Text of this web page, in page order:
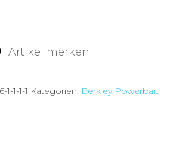
Artikel merken
1-1-1-1 Kategorien: Berkley Powerbait